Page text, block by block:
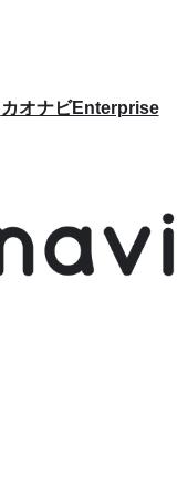
カオナビEnterprise